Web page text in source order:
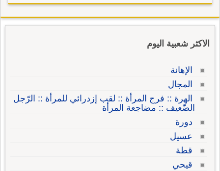
الاكثر شعبية اليوم
الإهانة
المجال
الهرة :: فرج المرأة :: لقب إزدرائي للمرأة :: الرّجل
الضّعيف :: مضاجعة المرأة
دورة
عسيل
قطة
قيحي